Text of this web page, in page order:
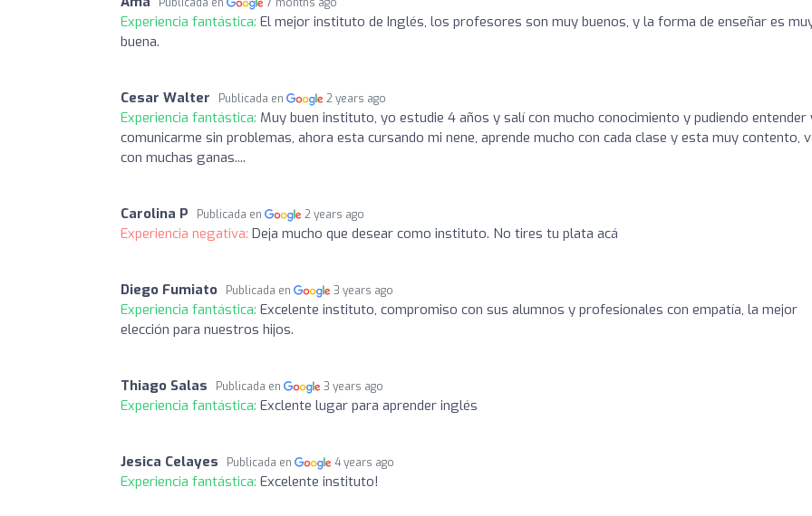
Experiencia fantástica: El mejor instituto de Inglés, los profesores son muy buenos, y la forma de enseñar es
buena.
Cesar Walter Publicada en 2 years ago
Experiencia fantástica: Muy buen instituto, yo estudie 4 años y salí con mucho conocimiento y pudiendo entender
comunicarme sin problemas, ahora esta cursando mi nene, aprende mucho con cada clase y esta muy contento,
con muchas ganas....
Carolina P Publicada en 2 years ago
Experiencia negativa: Deja mucho que desear como instituto. No tires tu plata acá
Diego Fumiato Publicada en 3 years ago
Experiencia fantástica: Excelente instituto, compromiso con sus alumnos y profesionales con empatía, la mejor
elección para nuestros hijos.
Thiago Salas Publicada en 3 years ago
Experiencia fantástica: Exclente lugar para aprender inglés
Jesica Celayes Publicada en 4 years ago
Experiencia fantástica: Excelente instituto!